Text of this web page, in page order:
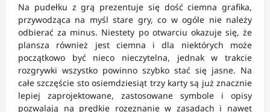
Na pudełku z grą prezentuje się dość ciemna grafika,
przywodząca na myśl stare gry, co w ogóle nie należy
odbierać za minus. Niestety po otwarciu okazuje się, że
plansza również jest ciemna i dla niektórych może
początkowo być nieco nieczytelna, jednak w trakcie
rozgrywki wszystko powinno szybko stać się jasne. Na
całe szczęście sto osiemdziesiąt trzy karty są już znacznie
lepiej zaprojektowane, zastosowane symbole i opisy
pozwalają na prędkie rozeznanie w zasadach i nawet